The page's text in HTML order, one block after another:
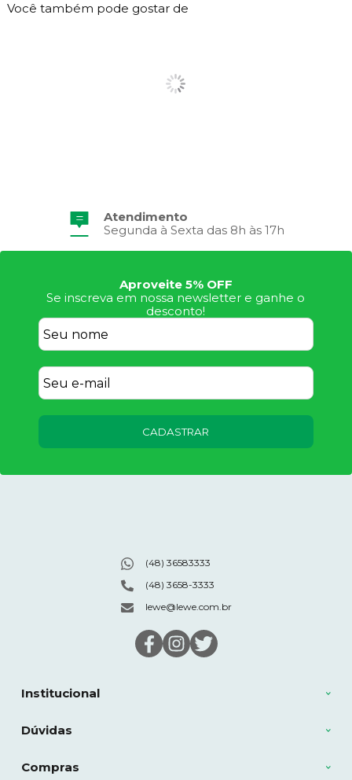
Você também pode gostar de
Atendimento
Segunda à Sexta das 8h às 17h
Aproveite 5% OFF
Se inscreva em nossa newsletter e ganhe o
desconto!
CADASTRAR
Institucional
Dúvidas
Compras
(48) 36583333
(48) 3658-3333
lewe@lewe.com.br